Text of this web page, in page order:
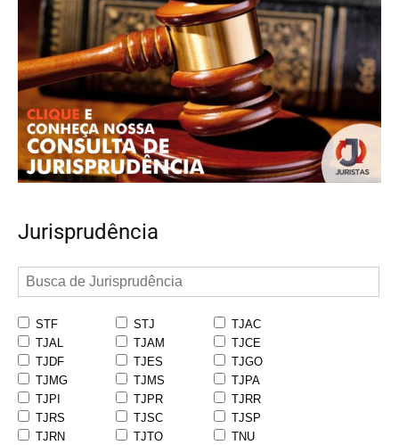
Jurisprudência
STF STJ
TJAC
TJAL
TJAM
TJCE
TJDF
TJES
TJGO
TJMG
TJMS
TJPA
TJPI
TJPR
TJRR
TJRS
TJSC
TJSP
TJRN
TJTO
TNU